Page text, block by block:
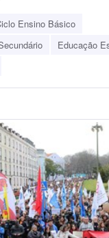
Ensino Básico
Educação